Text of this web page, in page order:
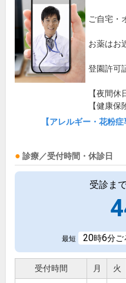
ご自宅・
お薬はお
登園許可
【夜間休
【健康保
【アレルギー・花粉
診療／受付時間・休診日
受診ま
最短 20時6分ご
受付時間 月 火